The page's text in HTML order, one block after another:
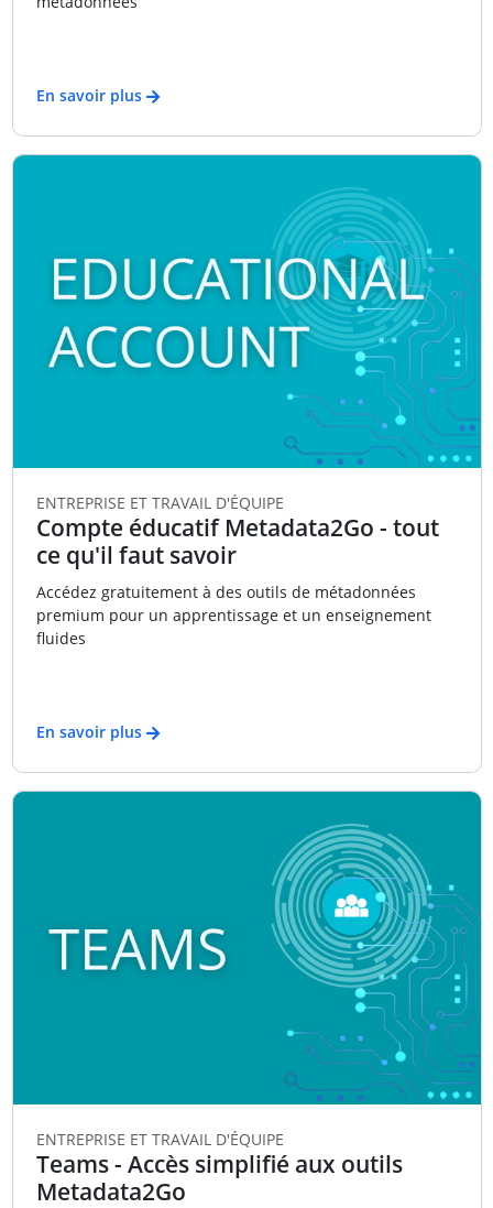
En savoir plus
ENTREPRISE ET TRAVAIL D'ÉQUIPE
Compte éducatif Metadata2Go - tout
ce qu'il faut savoir
Accédez gratuitement à des outils de métadonnées
premium pour un apprentissage et un enseignement
fluides
En savoir plus
ENTREPRISE ET TRAVAIL D'ÉQUIPE
Teams - Accès simplifié aux outils
Metadata2Go